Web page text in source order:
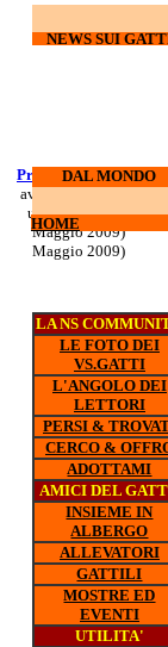
HOME
DAL MONDO
NEWS SUI
HOME
LA NS
LE FOTO DEI
VS.GATTI
L'ANGOLO DEI
LETTORI
PERSI &
CERCO &
ADOTTAMI
AMICI DEL
INSIEME IN
ALBERGO
ALLEVATORI
GATTILI
MOSTRE ED
EVENTI
UTILITA'
Corso di
sopravvivenza
per gatti d'
appartamento (5
Maggio 2009)
Processo Docherty
aveva torturato ed
ucciso 3 gatti (6
Maggio 2009)